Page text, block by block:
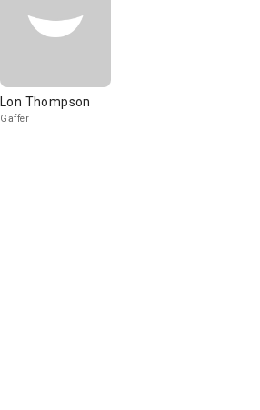
Lon Thompson
Gaffer